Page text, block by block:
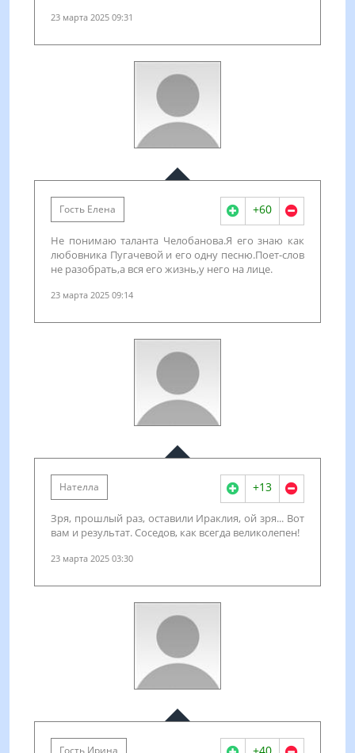
23 марта 2025 09:31
Гость Елена +60
Не понимаю таланта Челобанова.Я его знаю как
любовника Пугачевой и его одну песню.Поет-слов
не разобрать,а вся его жизнь,у него на лице.
23 марта 2025 09:14
Нателла +13
Зря, прошлый раз, оставили Ираклия, ой зря... Вот
вам и результат. Соседов, как всегда великолепен!
23 марта 2025 03:30